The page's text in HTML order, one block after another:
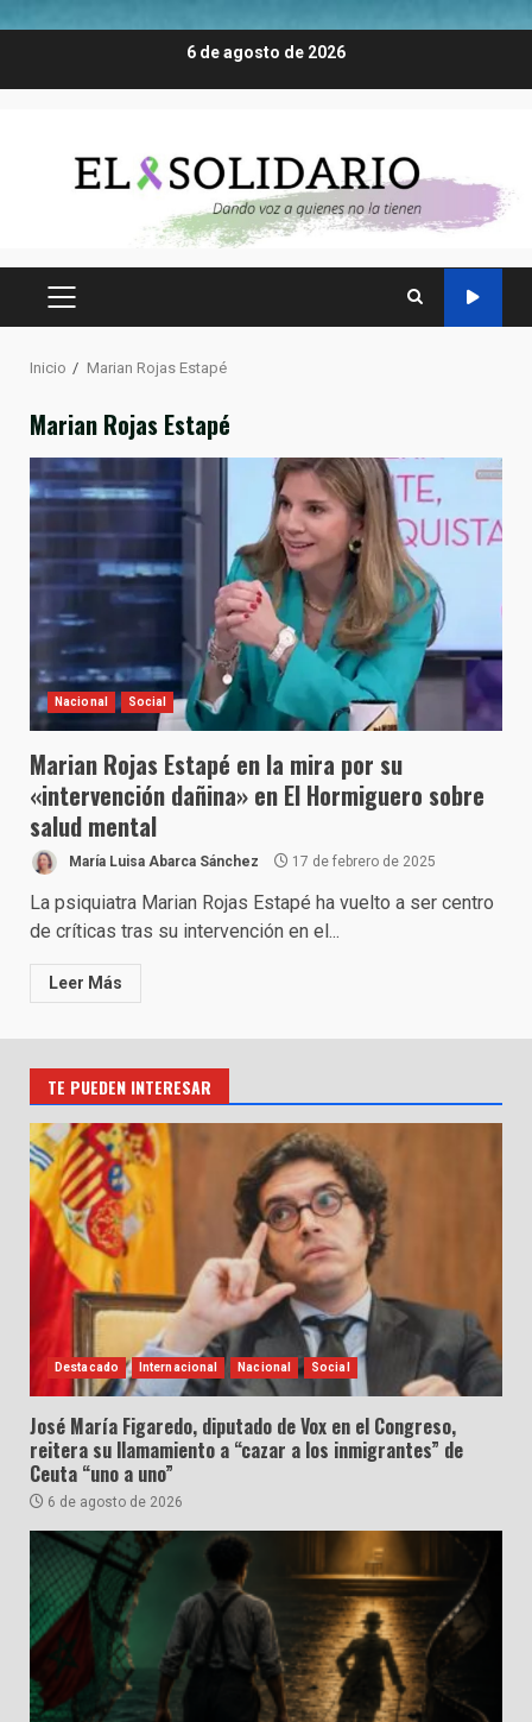
6 de agosto de 2026
MENÚ
Inicio Marian Rojas Estapé
Marian Rojas Estapé
Nacional Social
Marian Rojas Estapé en la mira por su
«intervención dañina» en El Hormiguero sobre
salud mental
María Luisa Abarca Sánchez 17 de febrero de 2025
La psiquiatra Marian Rojas Estapé ha vuelto a ser centro
de críticas tras su intervención en el...
Leer Más
TE PUEDEN INTERESAR
Destacado Internacional Nacional Social
José María Figaredo, diputado de Vox en el Congreso,
reitera su llamamiento a “cazar a los inmigrantes” de
Ceuta “uno a uno”
6 de agosto de 2026